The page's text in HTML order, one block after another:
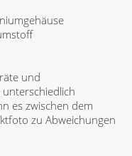
und
es zwischen dem
zu Abweichungen